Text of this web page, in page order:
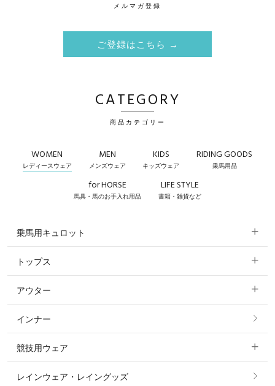
メルマガ登録
ご登録はこちら →
CATEGORY
商品カテゴリー
WOMEN
レディースウェア
MEN
メンズウェア
KIDS
キッズウェア
RIDING GOODS
乗馬用品
for HORSE
馬具・馬のお手入れ用品
LIFE STYLE
書籍・雑貨など
乗馬用キュロット
すべてのキュロット
フルグリップ・尻革 キュロット
ニーグリップ・膝革 キュロット
トップス
すべてのトップス
ポロシャツ
カットソー・Tシャツ・タンクトップ
アウター
すべてのアウター
コート
ジャケット・ブルゾン
インナー
競技用ウェア
すべての競技用ウェア
レインウェア・レイングッズ